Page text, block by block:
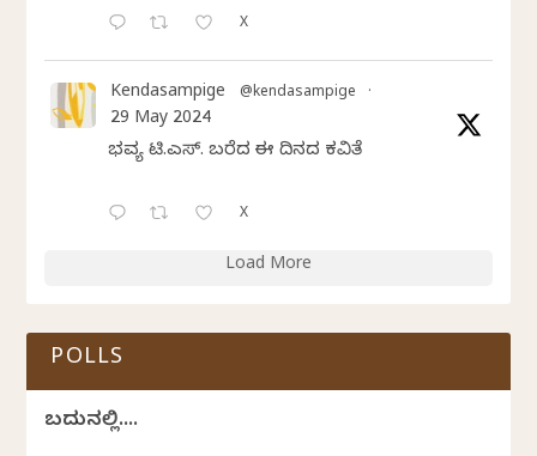
X
Kendasampige @kendasampige ·
29 May 2024
ಭವ್ಯ ಟಿ.ಎಸ್. ಬರೆದ ಈ ದಿನದ ಕವಿತೆ
X
Load More
POLLS
ಬದುಕಿನಲ್ಲಿ....